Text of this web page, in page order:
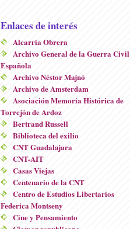
Enlaces de interés
Alcarria Obrera
Archivo General de la Guerra Civil
Española
Archivo Néstor Majnó
Archivo de Amsterdam
Asociación Memoria Histórica de
Torrejón de Ardoz
Bertrand Russell
Biblioteca del exilio
CNT Guadalajara
CNT-AIT
Casas Viejas
Centenario de la CNT
Centro de Estudios Libertarios
Federica Montseny
Cine y Pensamiento